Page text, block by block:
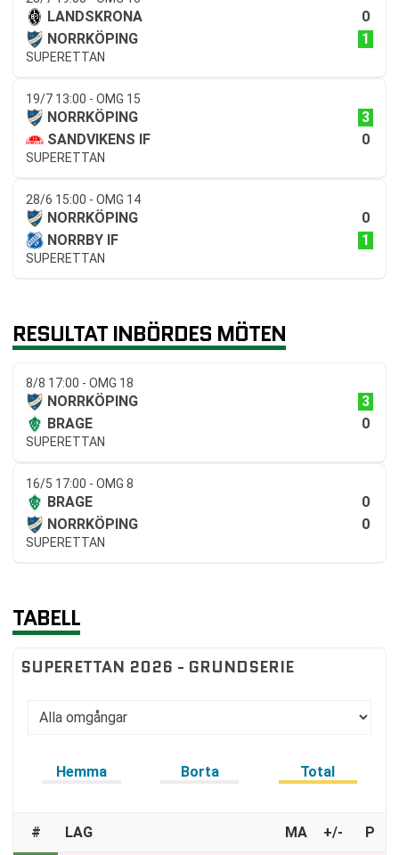
LANDSKRONA
0
NORRKÖPING
1
SUPERETTAN
19/7 13:00 - OMG 15
NORRKÖPING
3
SANDVIKENS IF
0
SUPERETTAN
28/6 15:00 - OMG 14
NORRKÖPING
0
NORRBY IF
1
SUPERETTAN
RESULTAT INBÖRDES MÖTEN
8/8 17:00 - OMG 18
NORRKÖPING
3
BRAGE
0
SUPERETTAN
16/5 17:00 - OMG 8
BRAGE
0
NORRKÖPING
0
SUPERETTAN
TABELL
SUPERETTAN 2026 - GRUNDSERIE
Hemma Borta Total
# LAG MA +/- P